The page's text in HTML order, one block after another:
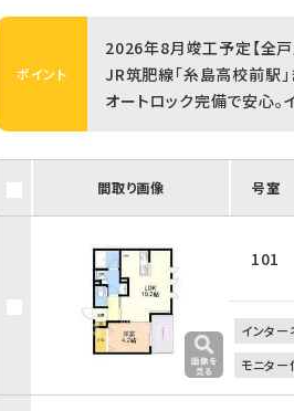
ポイント
2026年8月竣工予定【全戸
JR筑肥線「糸島高校前駅
オートロック完備で安心。
間取り画像 号室
101
インター
モニター